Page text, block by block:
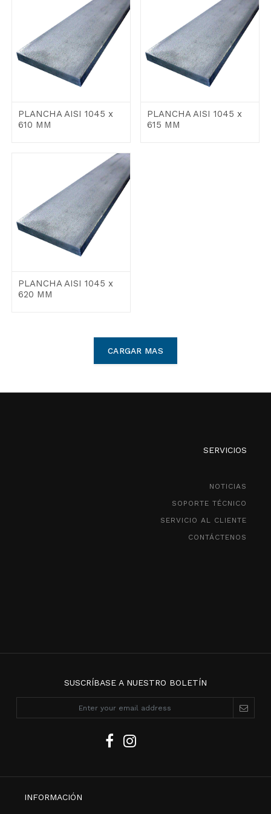
PLANCHA AISI 1045 x
610 MM
PLANCHA AISI 1045 x
615 MM
PLANCHA AISI 1045 x
620 MM
CARGAR MAS
SERVICIOS
NOTICIAS
SOPORTE TÉCNICO
SERVICIO AL CLIENTE
CONTÁCTENOS
SUSCRÍBASE A NUESTRO BOLETÍN
INFORMACIÓN